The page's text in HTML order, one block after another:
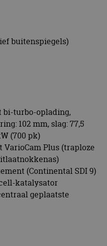
buitenspiegels)
turbo-oplading,
102 mm, slag: 77,5
(700 pk)
Plus (traploze
(Continental SDI 9)
katalysator
geplaatste